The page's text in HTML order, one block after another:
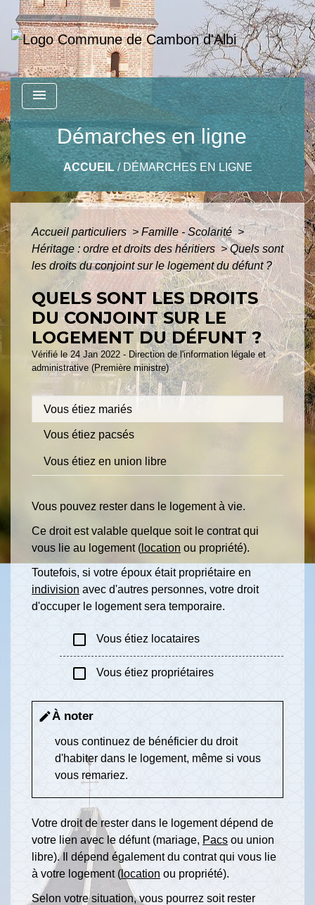
menu
Démarches en ligne
ACCUEIL/ DÉMARCHES EN LIGNE
Accueil particuliers > Famille - Scolarité >
Héritage : ordre et droits des héritiers > Quels sont
les droits du conjoint sur le logement du défunt ?
QUELS SONT LES DROITS
DU CONJOINT SUR LE
LOGEMENT DU DÉFUNT ?
Vérifié le 24 Jan 2022 - Direction de l'information légale et
administrative (Première ministre)
Vous étiez mariés
Vous étiez pacsés
Vous étiez en union libre
Vous pouvez rester dans le logement à vie.
Ce droit est valable quelque soit le contrat qui
vous lie au logement ( location ou propriété).
Toutefois, si votre époux était propriétaire en
indivision avec d'autres personnes, votre droit
d'occuper le logement sera temporaire.
check_box_outline_blank Vous étiez locataires
check_box_outline_blank Vous étiez propriétaires
editÀ noter
vous continuez de bénéficier du droit
d'habiter dans le logement, même si vous
vous remariez.
Votre droit de rester dans le logement dépend de
votre lien avec le défunt (mariage, Pacs ou union
libre). Il dépend également du contrat qui vous lie
à votre logement (location ou propriété).
Selon votre situation, vous pourrez soit rester